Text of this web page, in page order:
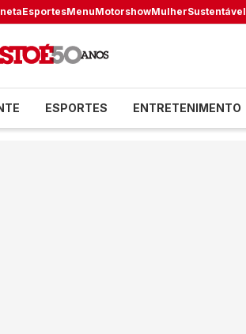
EsportesMenuMotorshowMulherSustentável
ESPORTES ENTRETENIMENTO